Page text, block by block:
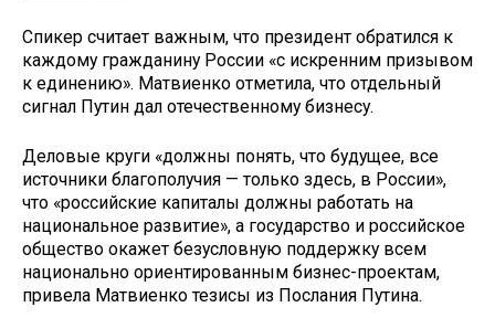
Спикер считает важным, что президент обратился к
каждому гражданину России «с искренним призывом
к единению». Матвиенко отметила, что отдельный
сигнал Путин дал отечественному бизнесу.
Деловые круги «должны понять, что будущее, все
источники благополучия — только здесь, в России»,
что «российские капиталы должны работать на
национальное развитие», а государство и российское
общество окажет безусловную поддержку всем
национально ориентированным бизнес-проектам,
привела Матвиенко тезисы из Послания Путина.